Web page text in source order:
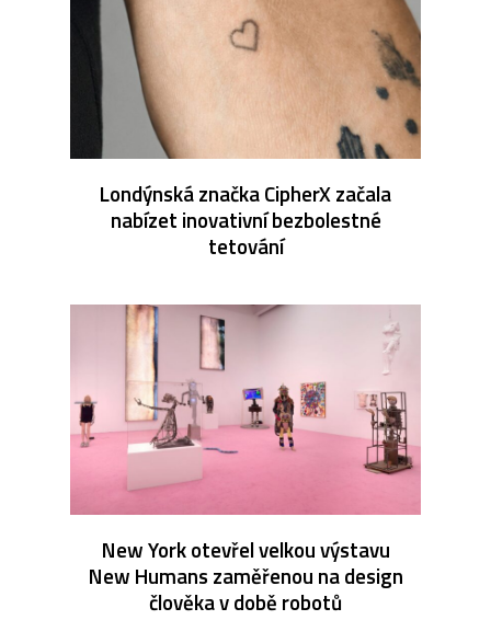
Londýnská značka CipherX začala
nabízet inovativní bezbolestné
tetování
New York otevřel velkou výstavu
New Humans zaměřenou na design
člověka v době robotů